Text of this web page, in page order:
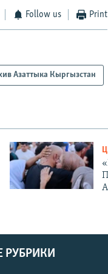
Follow us Print
Азаттыка Кыргызстан
РУБРИКИ